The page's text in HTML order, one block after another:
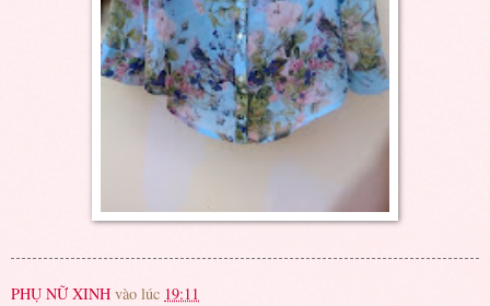
PHỤ NỮ XINH vào lúc 19:11